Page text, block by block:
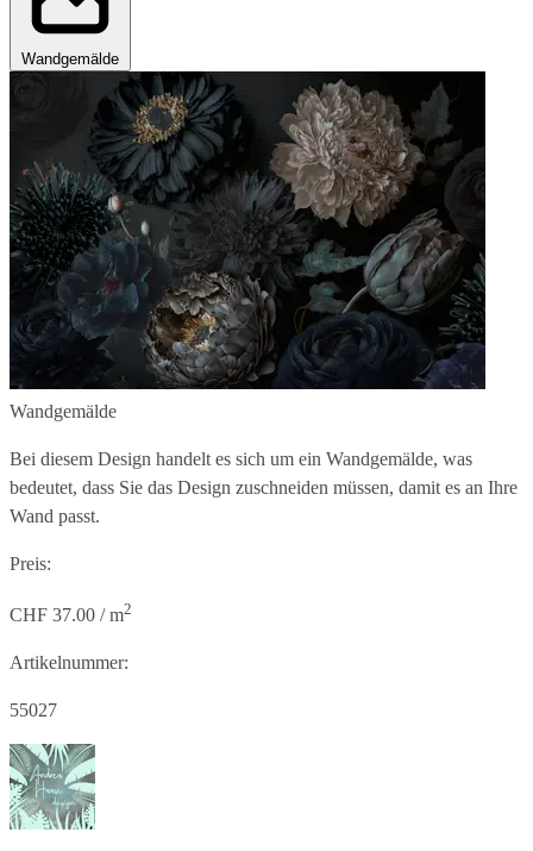
Wandgemälde
Wandgemälde
Bei diesem Design handelt es sich um ein Wandgemälde, was
bedeutet, dass Sie das Design zuschneiden müssen, damit es an Ihre
Wand passt.
Preis:
CHF 37.00 / m2
Artikelnummer:
55027